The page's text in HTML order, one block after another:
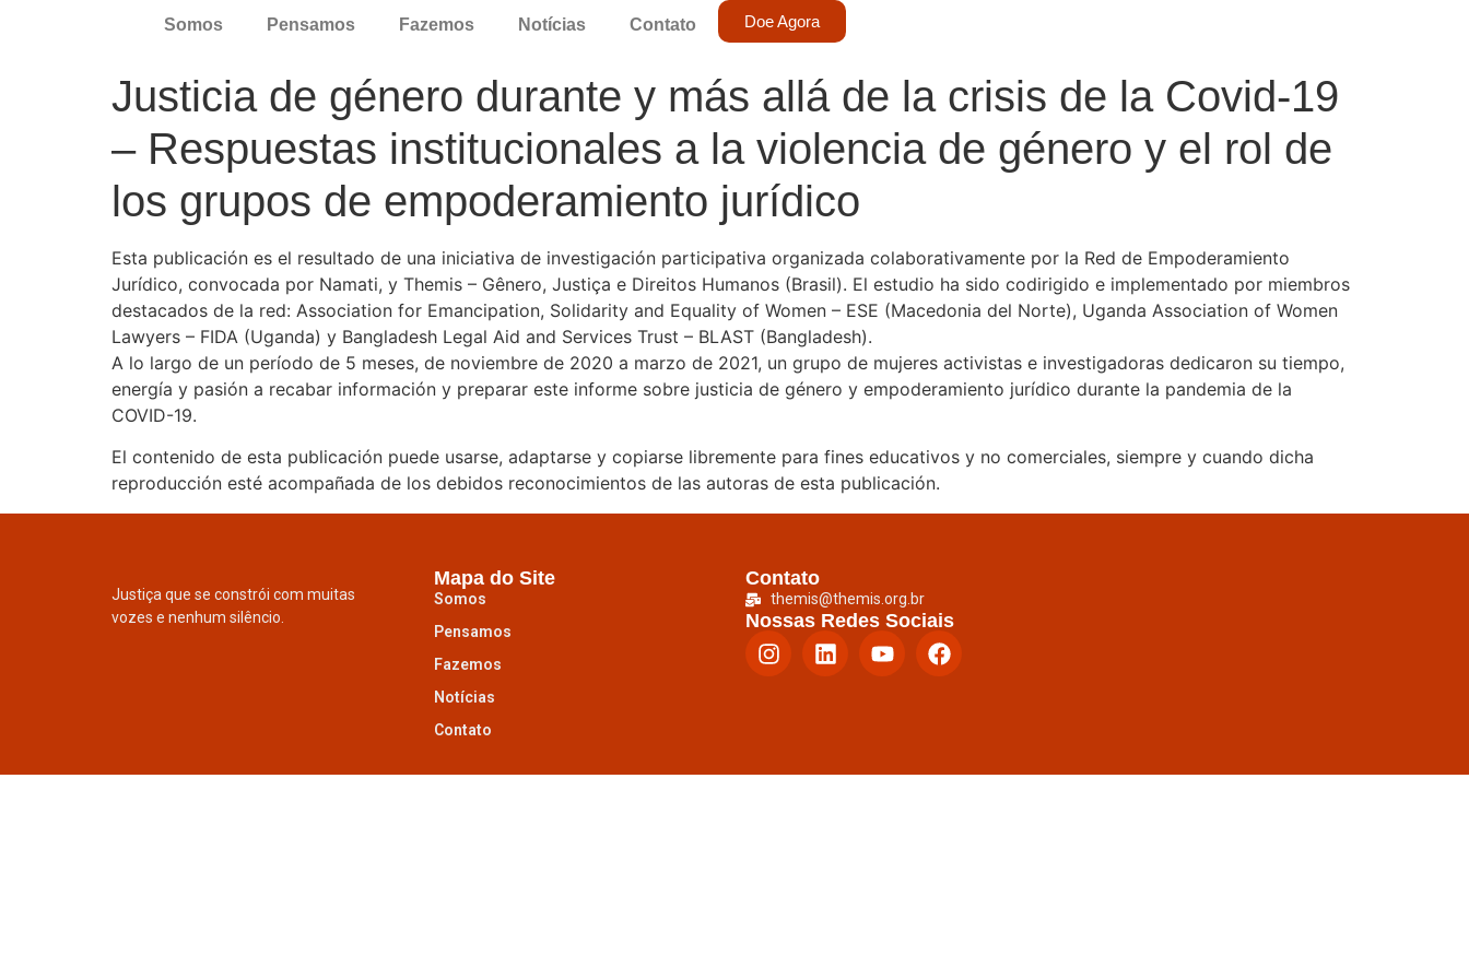
Somos Pensamos Fazemos Notícias Contato Doe Agora
Justicia de género durante y más allá de la crisis de la Covid-19
– Respuestas institucionales a la violencia de género y el rol de
los grupos de empoderamiento jurídico
Esta publicación es el resultado de una iniciativa de investigación participativa organizada colaborativamente por la Red de Empoderamiento
Jurídico, convocada por Namati, y Themis – Gênero, Justiça e Direitos Humanos (Brasil). El estudio ha sido codirigido e implementado por miembros
destacados de la red: Association for Emancipation, Solidarity and Equality of Women – ESE (Macedonia del Norte), Uganda Association of Women
Lawyers – FIDA (Uganda) y Bangladesh Legal Aid and Services Trust – BLAST (Bangladesh).
A lo largo de un período de 5 meses, de noviembre de 2020 a marzo de 2021, un grupo de mujeres activistas e investigadoras dedicaron su tiempo,
energía y pasión a recabar información y preparar este informe sobre justicia de género y empoderamiento jurídico durante la pandemia de la
COVID-19.
El contenido de esta publicación puede usarse, adaptarse y copiarse libremente para fines educativos y no comerciales, siempre y cuando dicha
reproducción esté acompañada de los debidos reconocimientos de las autoras de esta publicación.
Justiça que se constrói com muitas
vozes e nenhum silêncio.
Mapa do Site
Somos
Pensamos
Fazemos
Notícias
Contato
Contato
themis@themis.org.br
Nossas Redes Sociais